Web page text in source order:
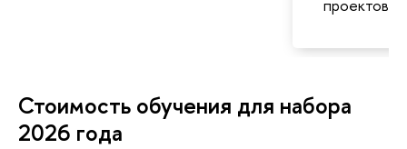
проекто
Стоимость обучения для набора
2026 года